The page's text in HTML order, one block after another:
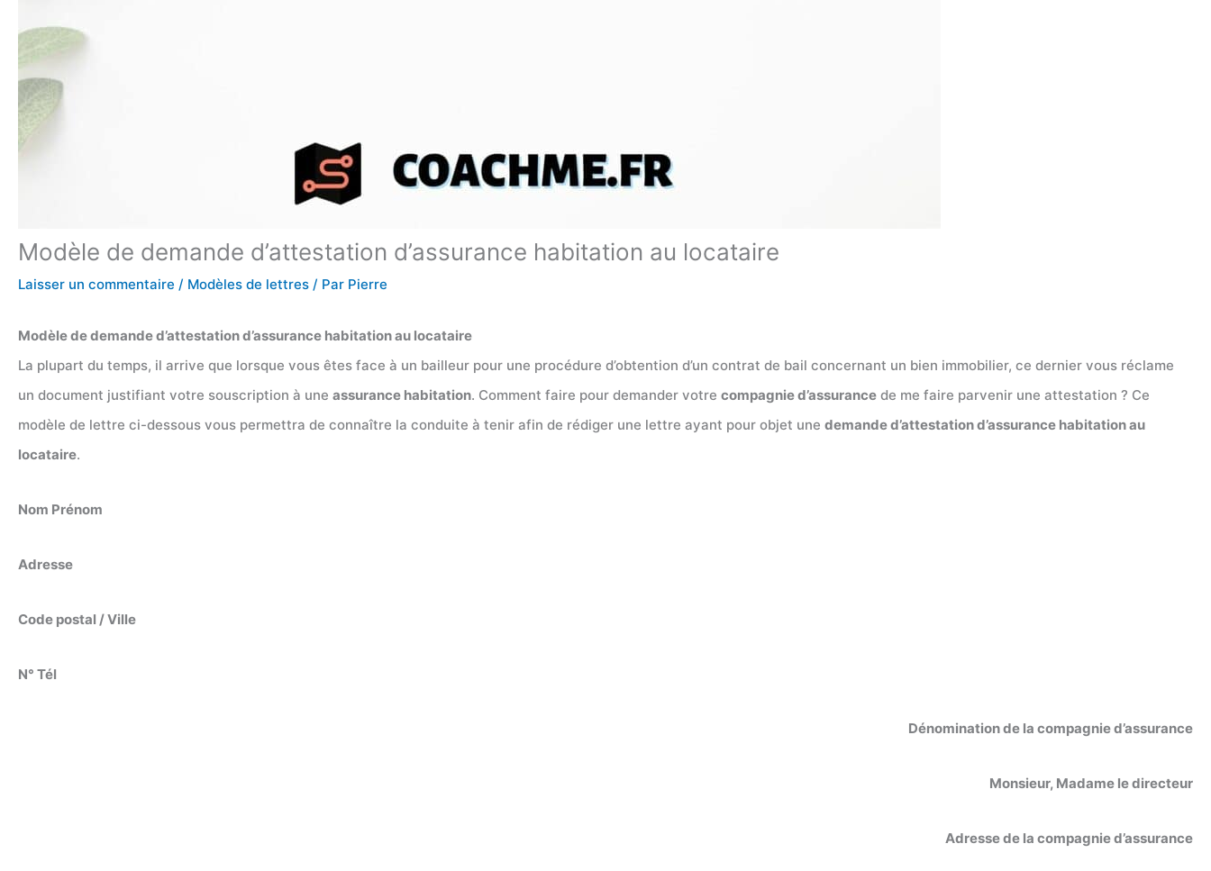
Modèle de demande d’attestation d’assurance habitation au locataire
Laisser un commentaire / Modèles de lettres / Par Pierre
Modèle de demande d’attestation d’assurance habitation au locataire
La plupart du temps, il arrive que lorsque vous êtes face à un bailleur pour une procédure d’obtention d’un contrat de bail concernant un bien immobilier, ce dernier vous réclame
un document justifiant votre souscription à une assurance habitation. Comment faire pour demander votre compagnie d’assurance de me faire parvenir une attestation ? Ce
modèle de lettre ci-dessous vous permettra de connaître la conduite à tenir afin de rédiger une lettre ayant pour objet une demande d’attestation d’assurance habitation au
locataire.
Nom Prénom
Adresse
Code postal / Ville
N° Tél
Dénomination de la compagnie d’assurance
Monsieur, Madame le directeur
Adresse de la compagnie d’assurance